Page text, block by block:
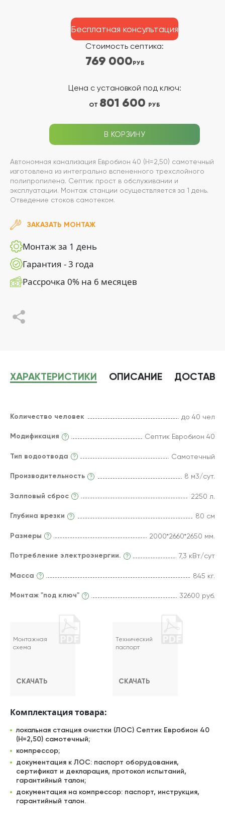
Стоимость септика:
769 000РУБ
Цена с установкой под ключ:
ОТ 801 600 РУБ
В КОРЗИНУ
Бесплатная консультация
Автономная канализация Евробион 40 (Н=2,50) самотечный
изготовлена из интегрально вспененного трехслойного
полипропилена. Септик прост в обслуживании и
эксплуатации. Монтаж станции осуществляется за 1 день.
Отведение стоков самотеком.
ЗАКАЗАТЬ МОНТАЖ
Монтаж за 1 день
Гарантия - 3 года
Рассрочка 0% на 6 месяцев
ХАРАКТЕРИСТИКИ ОПИСАНИЕ
Количество человек до 40 чел
Модификация Септик Евробион 40
Тип водоотвода Самотечный
Производительность 8 м3/сут.
Залповый сброс 2250 л.
Глубина врезки 80 см
Размеры 2000*2660*2650 мм.
Потребление электроэнергии. 7,3 кВт/сут
Масса 845 кг.
Монтаж "под ключ" 32600 руб.
Монтажная
схема
СКАЧАТЬ
Технический
паспорт
СКАЧАТЬ
Комплектация товара:
локальная станция очистки (ЛОС) Септик Евробион 40
(Н=2,50) самотечный;
компрессор;
документация к ЛОС: паспорт оборудования,
сертификат и декларация, протокол испытаний,
гарантийный талон;
документация на компрессор: паспорт, инструкция,
гарантийный талон.